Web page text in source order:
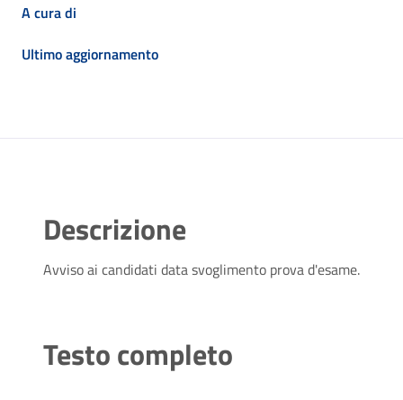
A cura di
Ultimo aggiornamento
Descrizione
Avviso ai candidati data svoglimento prova d'esame.
Testo completo